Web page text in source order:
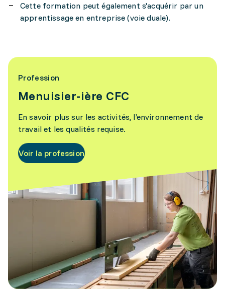
Cette formation peut également s'acquérir par un
apprentissage en entreprise (voie duale).
Profession
Menuisier-ière CFC
En savoir plus sur les activités, l’environnement de
travail et les qualités requise.
Voir la profession